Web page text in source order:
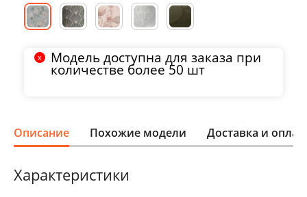
Модель доступна для заказа при
количестве более 50 шт
Описание Похожие модели Доставка и
Характеристики